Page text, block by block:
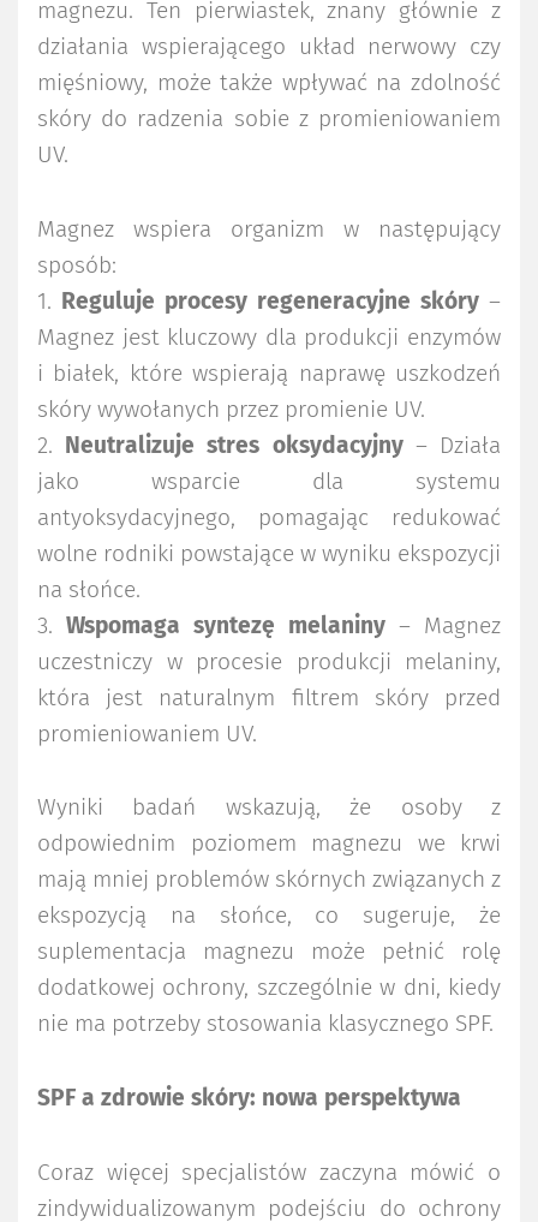
magnezu. Ten pierwiastek, znany głównie z
działania wspierającego układ nerwowy czy
mięśniowy, może także wpływać na zdolność
skóry do radzenia sobie z promieniowaniem
UV.
Magnez wspiera organizm w następujący
sposób:
1.
Reguluje procesy regeneracyjne skóry –
Magnez jest kluczowy dla produkcji enzymów
i białek, które wspierają naprawę uszkodzeń
skóry wywołanych przez promienie UV.
2.
Neutralizuje stres oksydacyjny– Działa
jako wsparcie dla systemu
antyoksydacyjnego, pomagając redukować
wolne rodniki powstające w wyniku ekspozycji
na słońce.
3. Wspomaga syntezę melaniny – Magnez
uczestniczy w procesie produkcji melaniny,
która jest naturalnym filtrem skóry przed
promieniowaniem UV.
Wyniki badań wskazują, że osoby z
odpowiednim poziomem magnezu we krwi
mają mniej problemów skórnych związanych z
ekspozycją na słońce, co sugeruje, że
suplementacja magnezu może pełnić rolę
dodatkowej ochrony, szczególnie w dni, kiedy
nie ma potrzeby stosowania klasycznego SPF.
SPF a zdrowie skóry: nowa perspektywa
Coraz więcej specjalistów zaczyna mówić o
zindywidualizowanym podejściu do ochrony